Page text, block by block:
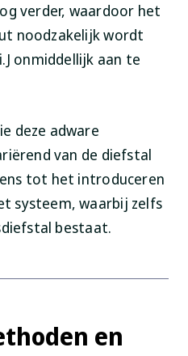
verder, waardoor het
noodzakelijk wordt
onmiddellijk aan te
deze adware
van de diefstal
tot het introduceren
systeem, waarbij zelfs
bestaat.
en